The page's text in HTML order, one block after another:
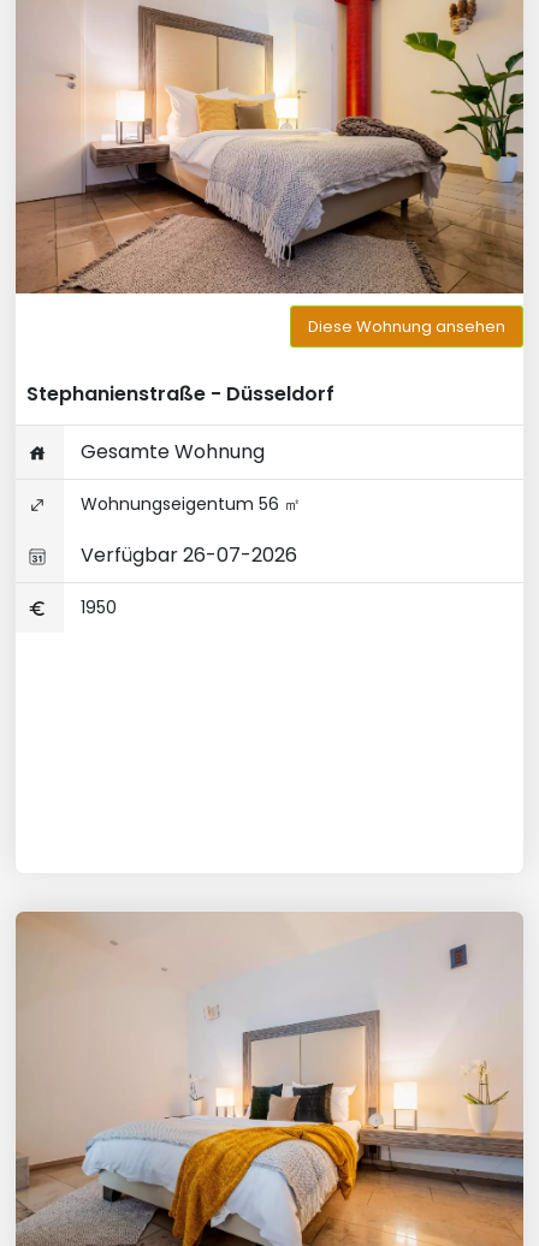
Diese Wohnung ansehen
Stephanienstraße - Düsseldorf
Gesamte Wohnung
Wohnungseigentum 56 ㎡
Verfügbar 26-07-2026
1950